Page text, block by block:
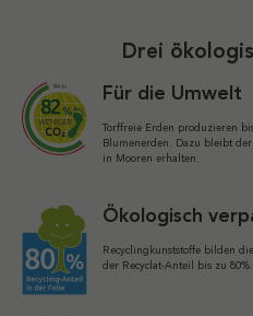
Drei
Für die Umwelt
Torffreie Erden produzieren
Blumenerden. Dazu bleibt
in Mooren erhalten.
Ökologisch
Recyclingkunststoffe bilden
der Recyclat-Anteil bis zu